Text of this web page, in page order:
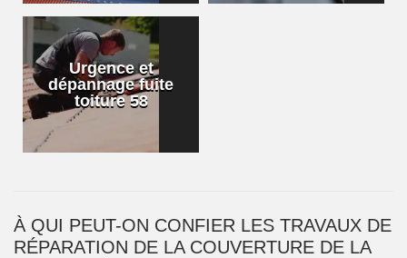
Urgence et
dépannage fuite
toiture 58
À QUI PEUT-ON CONFIER LES TRAVAUX DE
RÉPARATION DE LA COUVERTURE DE LA